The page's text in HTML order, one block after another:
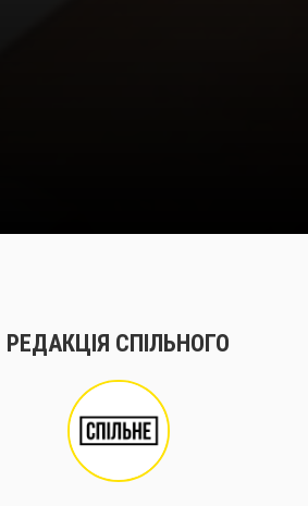
РЕДАКЦІЯ СПІЛЬНОГО